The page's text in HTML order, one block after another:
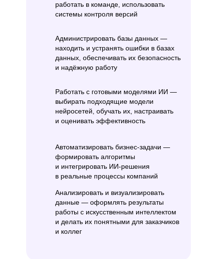
работать в команде, использовать
системы контроля версий
Администрировать базы данных —
находить и устранять ошибки в базах
данных, обеспечивать их безопасность
и надёжную работу
Работать с готовыми моделями ИИ —
выбирать подходящие модели
нейросетей, обучать их, настраивать
и оценивать эффективность
Автоматизировать бизнес-задачи —
формировать алгоритмы
и интегрировать ИИ-решения
в реальные процессы компаний
Анализировать и визуализировать
данные — оформлять результаты
работы с искусственным интеллектом
и делать их понятными для заказчиков
и коллег